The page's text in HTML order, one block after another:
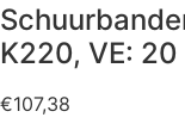
K220, VE:
€107,38